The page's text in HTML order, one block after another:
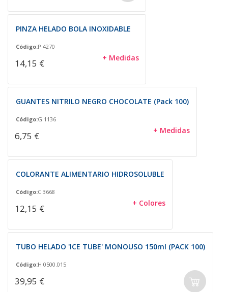
PINZA HELADO BOLA INOXIDABLE
Código:P 4270
14,15 € + Medidas
GUANTES NITRILO NEGRO CHOCOLATE (Pack 100)
Código:G 1136
6,75 € + Medidas
COLORANTE ALIMENTARIO HIDROSOLUBLE
Código:C 3668
12,15 € + Colores
TUBO HELADO 'ICE TUBE' MONOUSO 150ml (PACK 100)
Código:H 0500.015
39,95 €